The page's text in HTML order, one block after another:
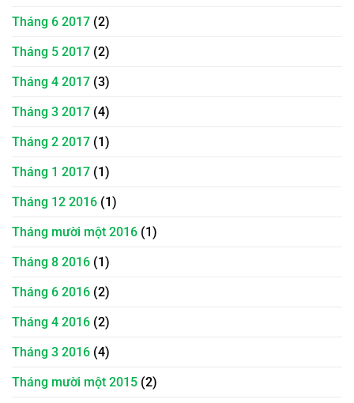
Tháng 6 2017 (2)
Tháng 5 2017 (2)
Tháng 4 2017 (3)
Tháng 3 2017 (4)
Tháng 2 2017 (1)
Tháng 1 2017 (1)
Tháng 12 2016 (1)
Tháng mười một 2016 (1)
Tháng 8 2016 (1)
Tháng 6 2016 (2)
Tháng 4 2016 (2)
Tháng 3 2016 (4)
Tháng mười một 2015 (2)